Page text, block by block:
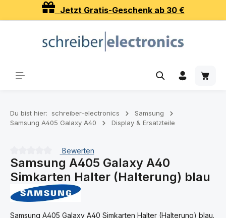
Zum Hauptinhalt springenJetzt Gratis-Geschenk ab 30 €
Du bist hier: schreiber-electronics
Samsung
Samsung A405 Galaxy A40
Display & Ersatzteile
Durchschnittliche Bewertung von 0 von 5 Sternen
Bewerten
Samsung A405 Galaxy A40
Simkarten Halter (Halterung) blau
Samsung A405 Galaxy A40 Simkarten Halter (Halterung) blau.